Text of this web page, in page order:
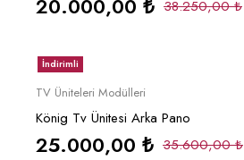
38.250,00₺
20.000,00 ₺
İndirimli
TV Üniteleri Modülleri
König Tv Ünitesi Arka Pano
35.600,00₺
25.000,00 ₺